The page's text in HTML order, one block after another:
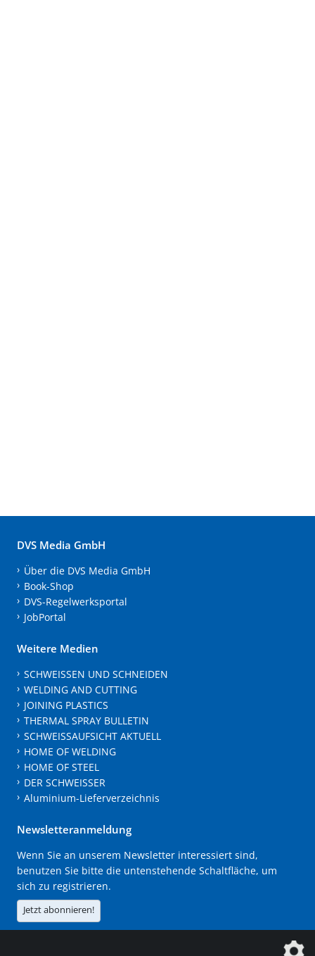
DVS Media GmbH
Über die DVS Media GmbH
Book-Shop
DVS-Regelwerksportal
JobPortal
Weitere Medien
SCHWEISSEN UND SCHNEIDEN
WELDING AND CUTTING
JOINING PLASTICS
THERMAL SPRAY BULLETIN
SCHWEISSAUFSICHT AKTUELL
HOME OF WELDING
HOME OF STEEL
DER SCHWEISSER
Aluminium-Lieferverzeichnis
Newsletteranmeldung
Wenn Sie an unserem Newsletter interessiert sind,
benutzen Sie bitte die untenstehende Schaltfläche, um
sich zu registrieren.
Jetzt abonnieren!